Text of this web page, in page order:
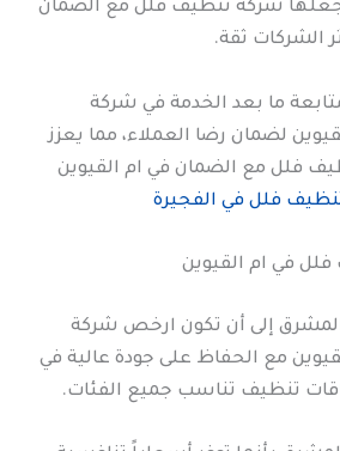
يجعلها شركة تنظيف فلل مع الضمان
الشركات ثقة.
ما بعد الخدمة في شركة
لضمان رضا العملاء، مما يعزز
فلل مع الضمان في ام القيوين
فلل في الفجيرة
في ام القيوين
إلى أن تكون ارخص شركة
مع الحفاظ على جودة عالية في
تنظيف تناسب جميع الفئات.